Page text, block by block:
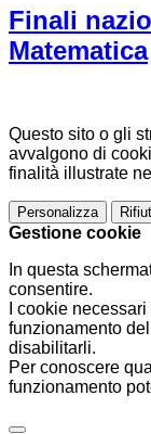
Finali
Matematica
Questo sito o gli
avvalgono di
finalità illustrate
Personalizza
Gestione cookie
In questa
consentire.
I cookie
funzionamento
disabilitarli.
Per conoscere
funzionamento